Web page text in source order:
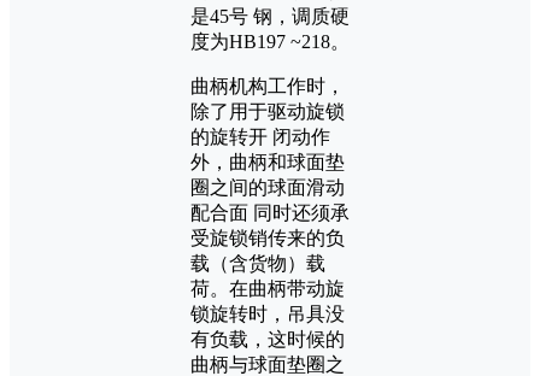
是45号 钢，调质硬
度为HB197 ~218。
曲柄机构工作时，
除了用于驱动旋锁
的旋转开 闭动作
外，曲柄和球面垫
圈之间的球面滑动
配合面 同时还须承
受旋锁销传来的负
载（含货物）载
荷。在曲柄带动旋
锁旋转时，吊具没
有负载，这时候的
曲柄与球面垫圈之